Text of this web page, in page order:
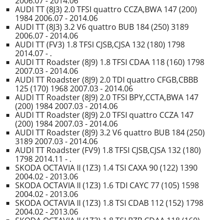
AUDI TT (8J3) 2.0 TFSI quattro CCZA,BWA 147 (200)
1984 2006.07 - 2014.06
AUDI TT (8J3) 3.2 V6 quattro BUB 184 (250) 3189
2006.07 - 2014.06
AUDI TT (FV3) 1.8 TFSI CJSB,CJSA 132 (180) 1798
2014.07 - .
AUDI TT Roadster (8J9) 1.8 TFSI CDAA 118 (160) 1798
2007.03 - 2014.06
AUDI TT Roadster (8J9) 2.0 TDI quattro CFGB,CBBB
125 (170) 1968 2007.03 - 2014.06
AUDI TT Roadster (8J9) 2.0 TFSI BPY,CCTA,BWA 147
(200) 1984 2007.03 - 2014.06
AUDI TT Roadster (8J9) 2.0 TFSI quattro CCZA 147
(200) 1984 2007.03 - 2014.06
AUDI TT Roadster (8J9) 3.2 V6 quattro BUB 184 (250)
3189 2007.03 - 2014.06
AUDI TT Roadster (FV9) 1.8 TFSI CJSB,CJSA 132 (180)
1798 2014.11 - .
SKODA OCTAVIA II (1Z3) 1.4 TSI CAXA 90 (122) 1390
2004.02 - 2013.06
SKODA OCTAVIA II (1Z3) 1.6 TDI CAYC 77 (105) 1598
2004.02 - 2013.06
SKODA OCTAVIA II (1Z3) 1.8 TSI CDAB 112 (152) 1798
2004.02 - 2013.06